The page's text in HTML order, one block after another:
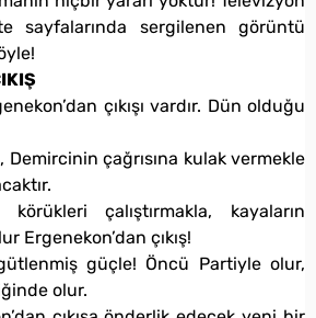
sayfalarında sergilenen görüntü
çıkışı vardır. Dün olduğu
Demircinin çağrısına kulak vermekle
çalıştırmakla, kayaların
Ergenekon’dan çıkış!
güçle! Öncü Partiyle olur,
olur.